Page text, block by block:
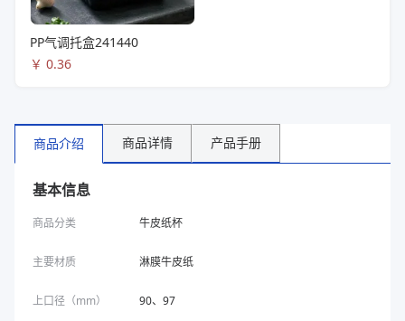
PP气调托盒241440
￥ 0.36
商品介绍 商品详情 产品手册
基本信息
商品分类 牛皮纸杯
主要材质 淋膜牛皮纸
上口径（mm） 90、97